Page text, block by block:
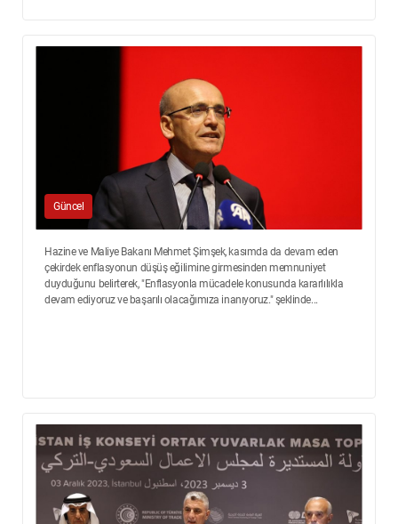
Güncel
Hazine ve Maliye Bakanı Mehmet Şimşek, kasımda da devam eden
çekirdek enflasyonun düşüş eğilimine girmesinden memnuniyet
duyduğunu belirterek, "Enflasyonla mücadele konusunda kararlılıkla
devam ediyoruz ve başarılı olacağımıza inanıyoruz." şeklinde...